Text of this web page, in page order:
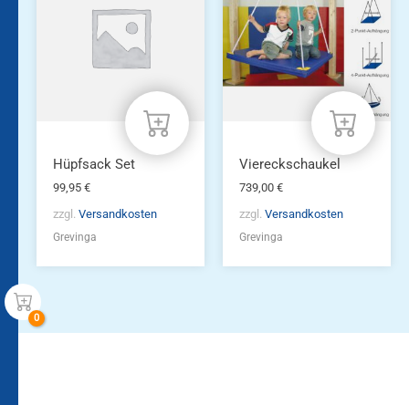
Hüpfsack Set
99,95 €
zzgl. Versandkosten
Grevinga
Viereckschaukel
739,00 €
zzgl. Versandkosten
Grevinga